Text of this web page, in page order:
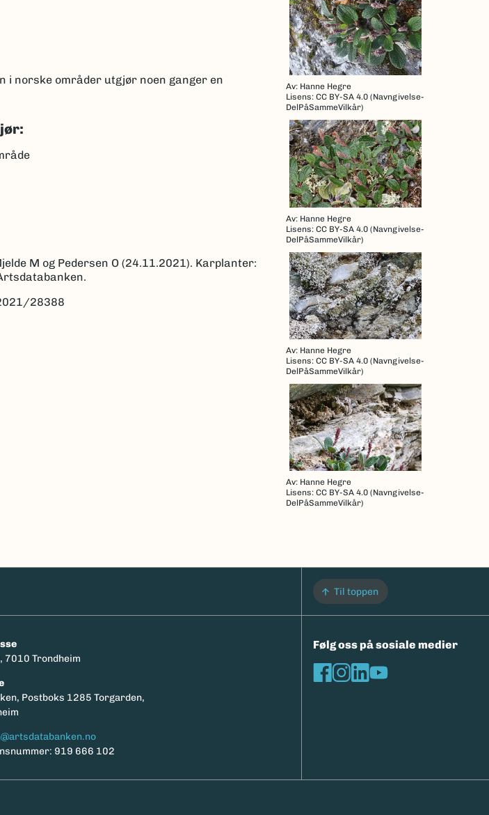
i norske områder utgjør noen ganger en
M og Pedersen O (24.11.2021). Karplanter:
28388
Av: Hanne Hegre
Lisens: CC BY-SA 4.0 (Navngivelse-
DelPåSammeVilkår)
Av: Hanne Hegre
Lisens: CC BY-SA 4.0 (Navngivelse-
DelPåSammeVilkår)
Av: Hanne Hegre
Lisens: CC BY-SA 4.0 (Navngivelse-
DelPåSammeVilkår)
Av: Hanne Hegre
Lisens: CC BY-SA 4.0 (Navngivelse-
DelPåSammeVilkår)
Til toppen
7010 Trondheim
Postboks 1285 Torgarden,
919 666 102
Følg oss på sosiale medier